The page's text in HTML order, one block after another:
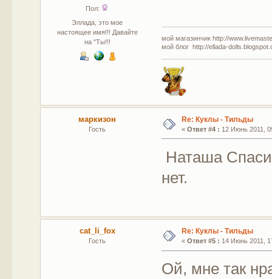
Пол:
Эллада, это мое
настоящее имя!!! Давайте
на "Ты!!!
мой магазинчик http://
мой блог http://ellada-
маркизон
Гость
Re: Куклы - Тильды
« Ответ #4 : 12 Июнь 2011,
Наташа
нет.
cat_li_fox
Гость
Re: Куклы - Тильды
« Ответ #5 : 14 Июнь 2011,
Ой, мне так